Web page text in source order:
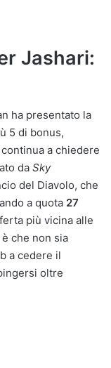
Jashari:
ha presentato la
5 di bonus,
a chiedere
da Sky
del Diavolo, che
a quota 27
più vicina alle
che non sia
a cedere il
oltre